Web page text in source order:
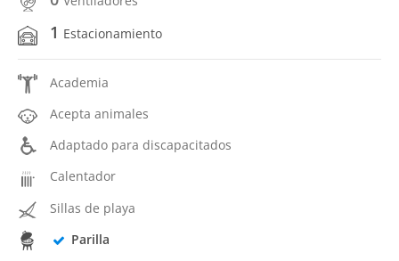
1 Estacionamiento
Academia
Acepta animales
Adaptado para discapacitados
Calentador
Sillas de playa
Parilla